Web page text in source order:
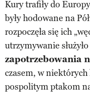
Kury trafiły do
były hodowane na
rozpoczęła się ich
utrzymywanie
zapotrzebowania
czasem, w niektórych
pospolitym ptakom